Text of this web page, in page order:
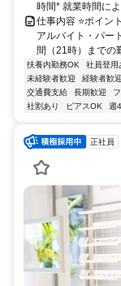
時間* 就業時間に
仕事内容 ⭐ポイン
アルバイト・パー
間（21時）までの
扶養内勤務OK 社員登用
未経験者歓迎
経験者歓迎
交通費支給
長期歓迎
社割あり
ピアスOK 週
正社員